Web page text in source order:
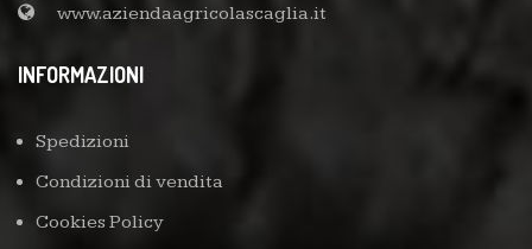
www.aziendaagricolascaglia.it
INFORMAZIONI
Spedizioni
Condizioni di vendita
Cookies Policy